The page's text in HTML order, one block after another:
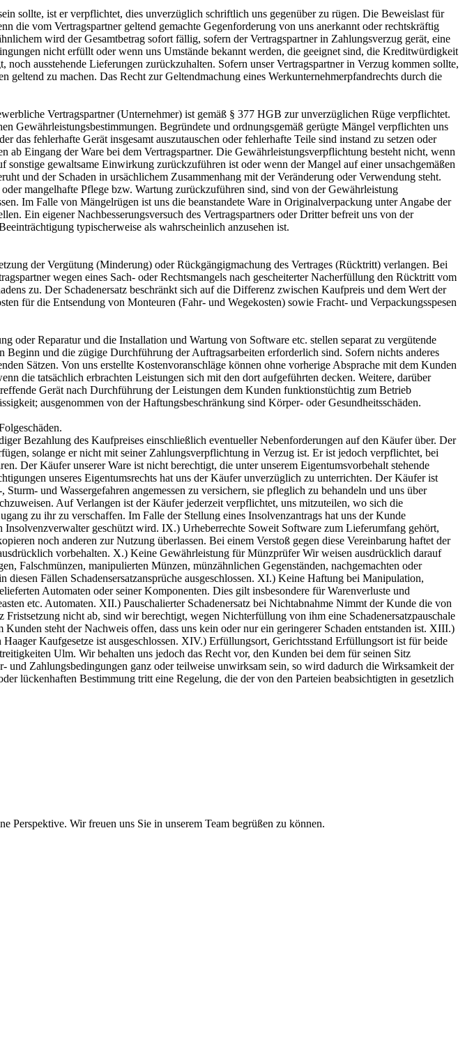
sollte, ist er verpflichtet, dies unverzüglich schriftlich uns gegenüber zu rügen. Die Beweislast für
die vom Vertragspartner geltend gemachte Gegenforderung von uns anerkannt oder rechtskräftig
wird der Gesamtbetrag sofort fällig, sofern der Vertragspartner in Zahlungsverzug gerät, eine
nicht erfüllt oder wenn uns Umstände bekannt werden, die geeignet sind, die Kreditwürdigkeit
ausstehende Lieferungen zurückzuhalten. Sofern unser Vertragspartner in Verzug kommen sollte,
zu machen. Das Recht zur Geltendmachung eines Werkunternehmerpfandrechts durch die
Vertragspartner (Unternehmer) ist gemäß § 377 HGB zur unverzüglichen Rüge verpflichtet.
Gewährleistungsbestimmungen. Begründete und ordnungsgemäß gerügte Mängel verpflichten uns
das fehlerhafte Gerät insgesamt auszutauschen oder fehlerhafte Teile sind instand zu setzen oder
Eingang der Ware bei dem Vertragspartner. Die Gewährleistungsverpflichtung besteht nicht, wenn
gewaltsame Einwirkung zurückzuführen ist oder wenn der Mangel auf einer unsachgemäßen
und der Schaden in ursächlichem Zusammenhang mit der Veränderung oder Verwendung steht.
mangelhafte Pflege bzw. Wartung zurückzuführen sind, sind von der Gewährleistung
Im Falle von Mängelrügen ist uns die beanstandete Ware in Originalverpackung unter Angabe der
Ein eigener Nachbesserungsversuch des Vertragspartners oder Dritter befreit uns von der
typischerweise als wahrscheinlich anzusehen ist.
der Vergütung (Minderung) oder Rückgängigmachung des Vertrages (Rücktritt) verlangen. Bei
wegen eines Sach- oder Rechtsmangels nach gescheiterter Nacherfüllung den Rücktritt vom
zu. Der Schadenersatz beschränkt sich auf die Differenz zwischen Kaufpreis und dem Wert der
für die Entsendung von Monteuren (Fahr- und Wegekosten) sowie Fracht- und Verpackungsspesen
oder Reparatur und die Installation und Wartung von Software etc. stellen separat zu vergütende
und die zügige Durchführung der Auftragsarbeiten erforderlich sind. Sofern nichts anderes
Sätzen. Von uns erstellte Kostenvoranschläge können ohne vorherige Absprache mit dem Kunden
die tatsächlich erbrachten Leistungen sich mit den dort aufgeführten decken. Weitere, darüber
Gerät nach Durchführung der Leistungen dem Kunden funktionstüchtig zum Betrieb
ausgenommen von der Haftungsbeschränkung sind Körper- oder Gesundheitsschäden.
Bezahlung des Kaufpreises einschließlich eventueller Nebenforderungen auf den Käufer über. Der
solange er nicht mit seiner Zahlungsverpflichtung in Verzug ist. Er ist jedoch verpflichtet, bei
Der Käufer unserer Ware ist nicht berechtigt, die unter unserem Eigentumsvorbehalt stehende
unseres Eigentumsrechts hat uns der Käufer unverzüglich zu unterrichten. Der Käufer ist
und Wassergefahren angemessen zu versichern, sie pfleglich zu behandeln und uns über
Auf Verlangen ist der Käufer jederzeit verpflichtet, uns mitzuteilen, wo sich die
zu ihr zu verschaffen. Im Falle der Stellung eines Insolvenzantrags hat uns der Kunde
geschützt wird. IX.) Urheberrechte Soweit Software zum Lieferumfang gehört,
noch anderen zur Nutzung überlassen. Bei einem Verstoß gegen diese Vereinbarung haftet der
vorbehalten. X.) Keine Gewährleistung für Münzprüfer Wir weisen ausdrücklich darauf
Falschmünzen, manipulierten Münzen, münzähnlichen Gegenständen, nachgemachten oder
Fällen Schadensersatzansprüche ausgeschlossen. XI.) Keine Haftung bei Manipulation,
Automaten oder seiner Komponenten. Dies gilt insbesondere für Warenverluste und
etc. Automaten. XII.) Pauschalierter Schadenersatz bei Nichtabnahme Nimmt der Kunde die von
nicht ab, sind wir berechtigt, wegen Nichterfüllung von ihm eine Schadenersatzpauschale
steht der Nachweis offen, dass uns kein oder nur ein geringerer Schaden entstanden ist. XIII.)
Kaufgesetze ist ausgeschlossen. XIV.) Erfüllungsort, Gerichtsstand Erfüllungsort ist für beide
Ulm. Wir behalten uns jedoch das Recht vor, den Kunden bei dem für seinen Sitz
Zahlungsbedingungen ganz oder teilweise unwirksam sein, so wird dadurch die Wirksamkeit der
lückenhaften Bestimmung tritt eine Regelung, die der von den Parteien beabsichtigten in gesetzlich
Wir freuen uns Sie in unserem Team begrüßen zu können.